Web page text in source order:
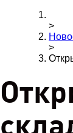
>
>